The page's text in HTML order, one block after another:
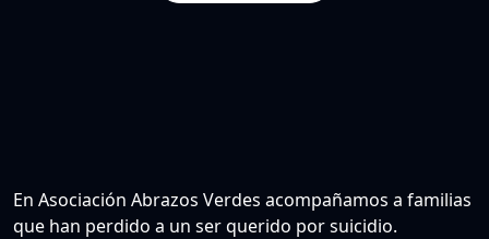
En Asociación Abrazos Verdes acompañamos a familias
que han perdido a un ser querido por suicidio.